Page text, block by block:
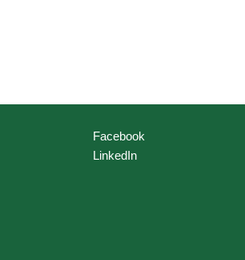
Facebook
LinkedIn